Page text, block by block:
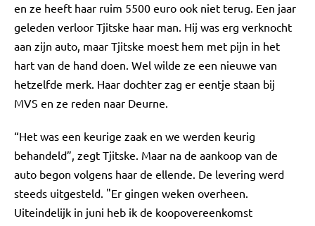
en ze heeft haar ruim 5500 euro ook niet terug. Een jaar
geleden verloor Tjitske haar man. Hij was erg verknocht
aan zijn auto, maar Tjitske moest hem met pijn in het
hart van de hand doen. Wel wilde ze een nieuwe van
hetzelfde merk. Haar dochter zag er eentje staan bij
MVS en ze reden naar Deurne.
“Het was een keurige zaak en we werden keurig
behandeld”, zegt Tjitske. Maar na de aankoop van de
auto begon volgens haar de ellende. De levering werd
steeds uitgesteld. "Er gingen weken overheen.
Uiteindelijk in juni heb ik de koopovereenkomst